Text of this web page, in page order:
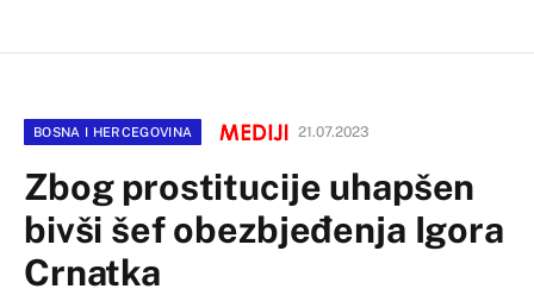
BOSNA I HERCEGOVINA 21.07.2023
Zbog prostitucije uhapšen
bivši šef obezbjeđenja Igora
Crnatka